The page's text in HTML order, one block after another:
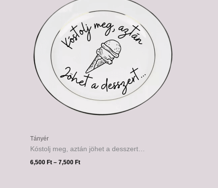
Tányér
Kóstolj meg, aztán jöhet a desszert…
6,500 Ft – 7,500 Ft